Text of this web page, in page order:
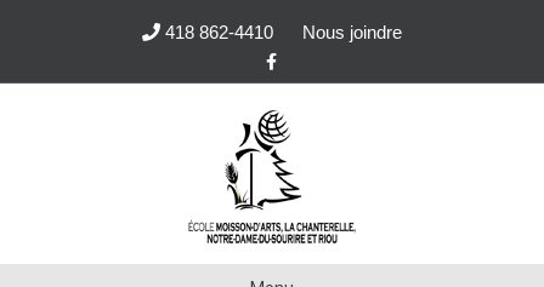
418 862-4410
Nous joindre
Facebook